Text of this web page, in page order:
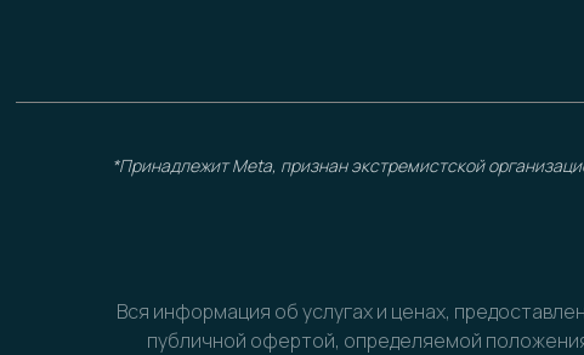
*Принадлежит Meta, признан экстремистской
Вся информация об услугах и ценах,
публичной офертой, определяемой